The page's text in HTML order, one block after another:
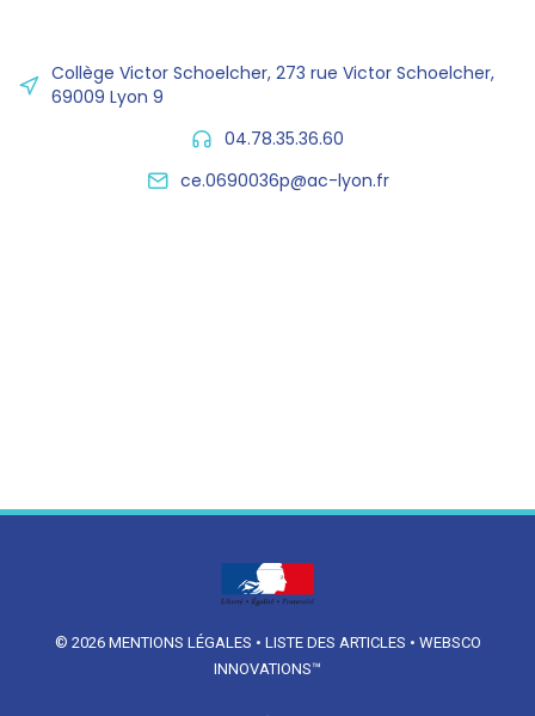
Collège Victor Schoelcher, 273 rue Victor Schoelcher,
69009 Lyon 9
04.78.35.36.60
ce.0690036p@ac-lyon.fr
© 2026 MENTIONS LÉGALES • LISTE DES ARTICLES • WEBSCO
INNOVATIONS™